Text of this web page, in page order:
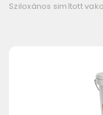
Sziloxános simított